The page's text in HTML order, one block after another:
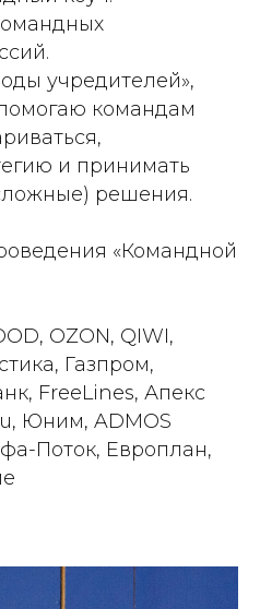
учредителей»,
командам
и принимать
решения.
«Командной
OZON, QIWI,
Газпром,
FreeLines, Апекс
Юним, ADMOS
Поток, Европлан,